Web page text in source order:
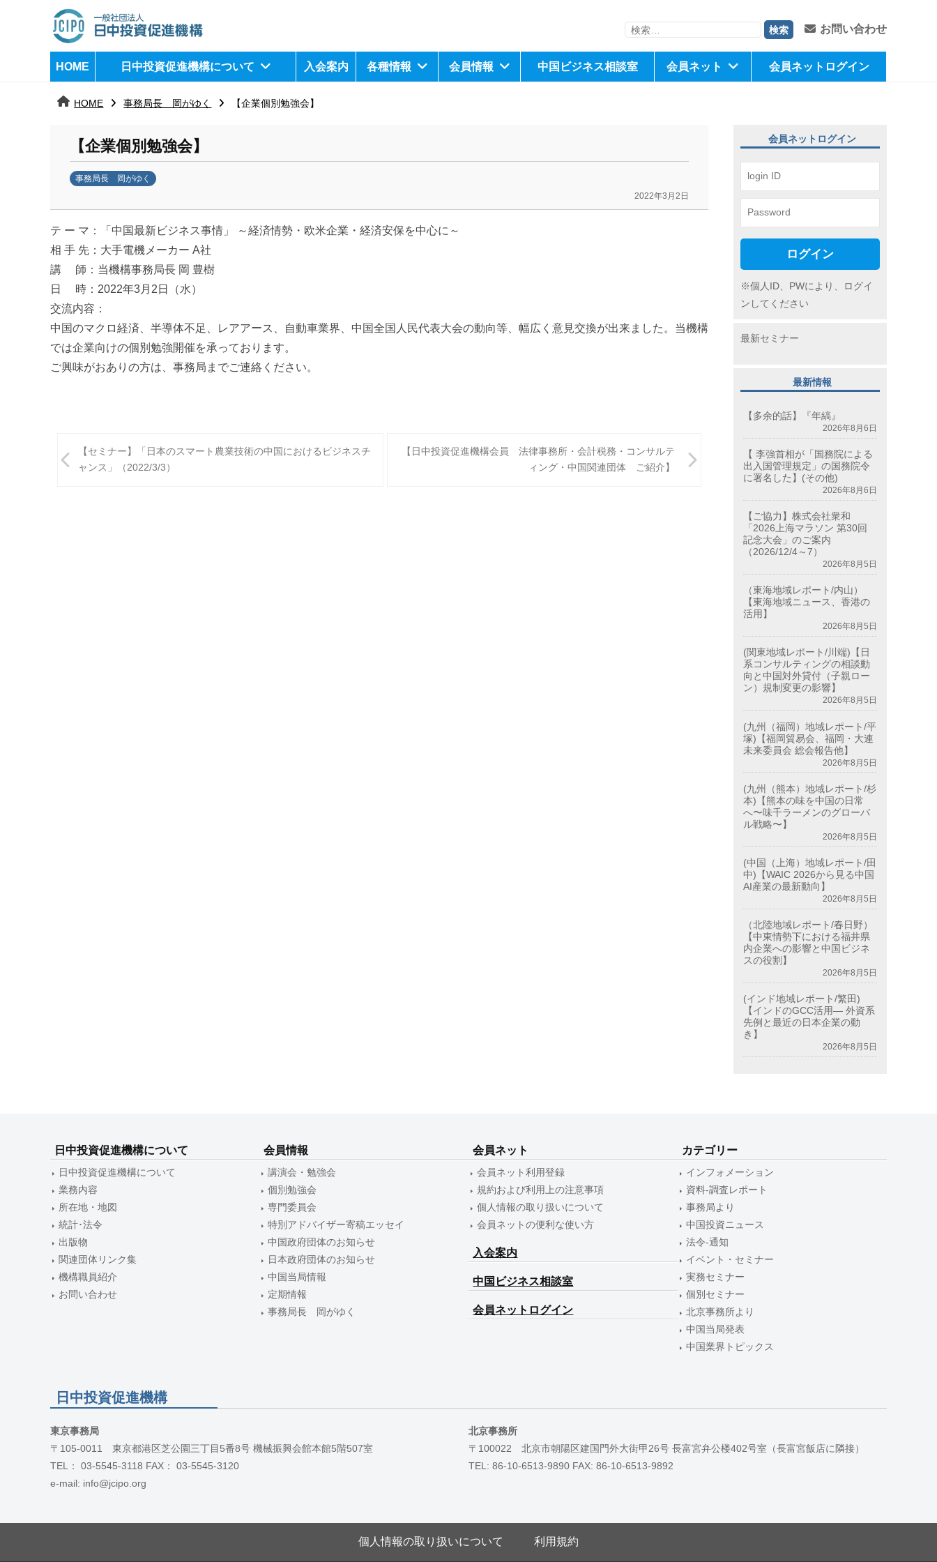
日
中
進
機
構
j
検
お問い合わせ
HOME 日中投資促進機構について 入会案内 各種情報 会員情報 中国ビジネス相談室 会員ネット 会員ネットログイン
HOME 事務局長 岡がゆく 【企業個別勉強会】
【企業個別勉強会】
事務局長 岡がゆく
2022年3月2日
日
中
投
資
促
機
構
(
テ ー マ：「中国最新ビジネス事情」 ～経済情勢・欧米企業・経済安保を中心に～
相 手 先：大手電機メーカー A社
講 師：当機構事務局長 岡 豊樹
日 時：2022年3月2日（水）
交流内容：
中国のマクロ経済、半導体不足、レアアース、自動車業界、中国全国人民代表大会の動向等、幅広く意見交換が出来ました。当機構
では企業向けの個別勉強開催を承っております。
ご興味がおありの方は、事務局までご連絡ください。
稿
【セミナー】「日本のスマート農業技術の中国におけるビジネスチ
ャンス」（2022/3/3）
【日中投資促進機構会員 法律事務所・会計税務・コンサルテ
ィング・中国関連団体 ご紹介】
会員ネットログイン
ログイン
※個人ID、PWにより、ログイ
ンしてください
最新セミナー
最新情報
【多余的話】『年縞』
2026年8月6日
【 李強首相が「国務院による
出入国管理規定」の国務院令
に署名した】(その他)
2026年8月6日
【ご協力】株式会社衆和
「2026上海マラソン 第30回
記念大会」のご案内
（2026/12/4～7）
2026年8月5日
（東海地域レポート/内山）
【東海地域ニュース、香港の
活用】
2026年8月5日
(関東地域レポート/川端)【日
系コンサルティングの相談動
向と中国対外貸付（子親ロー
ン）規制変更の影響】
2026年8月5日
(九州（福岡）地域レポート/平
塚)【福岡貿易会、福岡・大連
未来委員会 総会報告他】
2026年8月5日
(九州（熊本）地域レポート/杉
本)【熊本の味を中国の日常
へ〜味千ラーメンのグローバ
ル戦略〜】
2026年8月5日
(中国（上海）地域レポート/田
中)【WAIC 2026から見る中国
AI産業の最新動向】
2026年8月5日
（北陸地域レポート/春日野）
【中東情勢下における福井県
内企業への影響と中国ビジネ
スの役割】
2026年8月5日
(インド地域レポート/繁田)
【インドのGCC活用― 外資系
先例と最近の日本企業の動
き】
2026年8月5日
日中投資促進機構について
日中投資促進機構について
業務内容
所在地・地図
統計･法令
出版物
関連団体リンク集
機構職員紹介
お問い合わせ
会員情報
講演会・勉強会
個別勉強会
専門委員会
特別アドバイザー寄稿エッセイ
中国政府団体のお知らせ
日本政府団体のお知らせ
中国当局情報
定期情報
事務局長 岡がゆく
会員ネット
会員ネット利用登録
規約および利用上の注意事項
個人情報の取り扱いについて
会員ネットの便利な使い方
入会案内
中国ビジネス相談室
会員ネットログイン
カテゴリー
インフォメーション
資料-調査レポート
事務局より
中国投資ニュース
法令-通知
イベント・セミナー
実務セミナー
個別セミナー
北京事務所より
中国当局発表
中国業界トピックス
日中投資促進機構
東京事務局
〒105-0011 東京都港区芝公園三丁目5番8号 機械振興会館本館5階507室
TEL： 03-5545-3118 FAX： 03-5545-3120
e-mail: info@jcipo.org
北京事務所
〒100022 北京市朝陽区建国門外大街甲26号 長富宮弁公楼402号室（長富宮飯店に隣接）
TEL: 86-10-6513-9890 FAX: 86-10-6513-9892
個人情報の取り扱いについて 利用規約